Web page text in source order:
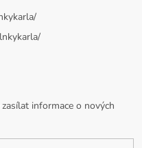
informace o nových